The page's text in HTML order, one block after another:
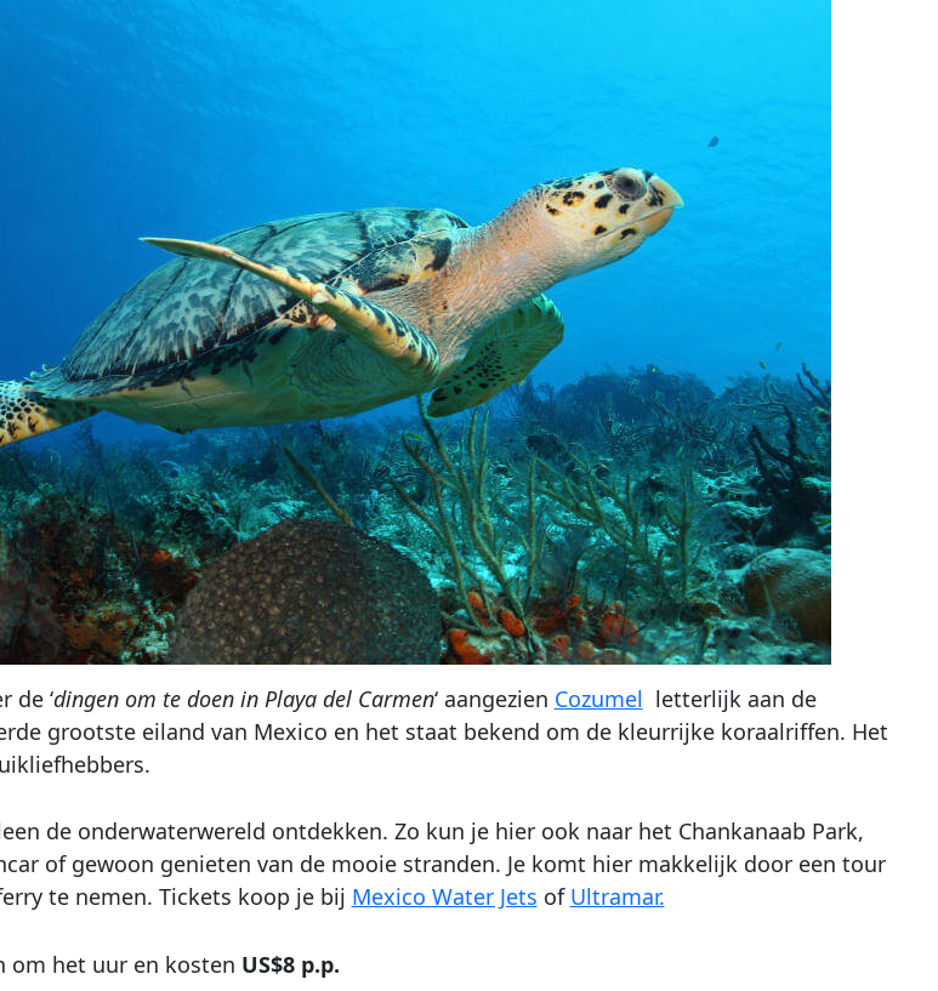
de ‘dingen om te doen in Playa del Carmen‘ aangezien Cozumel letterlijk aan de
grootste eiland van Mexico en het staat bekend om de kleurrijke koraalriffen. Het
de onderwaterwereld ontdekken. Zo kun je hier ook naar het Chankanaab Park,
of gewoon genieten van de mooie stranden. Je komt hier makkelijk door een tour
te nemen. Tickets koop je bij Mexico Water Jets of Ultramar.
het uur en kosten US$8 p.p.